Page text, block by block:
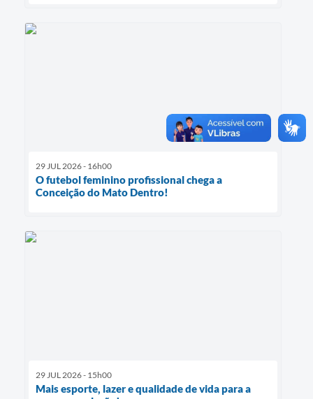
29 JUL 2026 - 16h00
O futebol feminino profissional chega a
Conceição do Mato Dentro!
29 JUL 2026 - 15h00
Mais esporte, lazer e qualidade de vida para a